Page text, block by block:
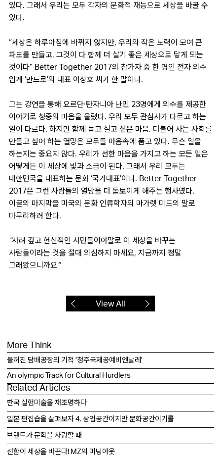
있다. 그래서 우리는 모두 각자의 문화적 재능으로 세상을 바꿀 수
있다.
“세상은 하루아침에 바뀌지 않지만, 우리의 작은 노력이 모여 큰
파도를 만들고, 그것이 다 함께 더 살기 좋은 세상으로 닿게 되는
것이다” Better Together 2017의 참가자 중 한 명인 전자 의수
업계 ‘만드로’의 대표 이상호 씨가 한 말이다.
그는 강연을 통해 요르단·탄자니아 난민 23명에게 의수를 제공한
이야기로 청중의 마음을 울렸다. 우리 모두 관심사가 다르고 하는
일이 다르다. 하지만 함께 돕고 살고 싶은 마음, 더불어 사는 사회를
만들고 싶어 하는 열망은 모두들 마음속에 품고 있다. 무슨 일을
하는지는 중요치 않다. 우리가 선한 마음을 가지고 하는 모든 일은
어떻게든 이 세상에 빛과 소금이 된다. 그래서 우리 모두는
대한민국을 대표하는 문화 ‘국가대표’이다. Better Together
2017은 그런 사람들의 열망을 더 돋보이게 해주는 행사였다.
이글의 마지막을 미국의 문화 인류학자의 마가렛 미드의 말로
마무리하려 한다.
“사려 깊고 헌신적인 시민들이야말로 이 세상을 바꾸는
사람들이라는 것을 절대 의심하지 마세요, 지금까지 정말
그래왔으니까요”
View All
More Think
불꺼진 담배공장의 기적 '청주국제공예비엔날레'
An olympic Track for Cultural Hurdlers
Related Articles
한국 실험미술을 재조명하다
일본 편집숍을 살펴보자 4. 상업공간이지만 문화공간이기를
브랜드가 문학을 사랑할 때
선함이 세상을 바꾼다! MZ의 미닝아웃